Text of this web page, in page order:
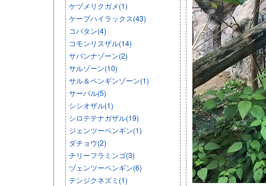
ケヅメリクガメ(1)
ケープハイラックス(43)
コバタン(4)
コモンリスザル(14)
サバンナゾーン(2)
サルゾーン(10)
サル＆ペンギンゾーン(1)
サーバル(5)
シシオザル(1)
シロテテナガザル(19)
ジェンツーペンギン(1)
ダチョウ(2)
チリーフラミンゴ(3)
ヅェンツーペンギン(6)
テンジクネズミ(1)